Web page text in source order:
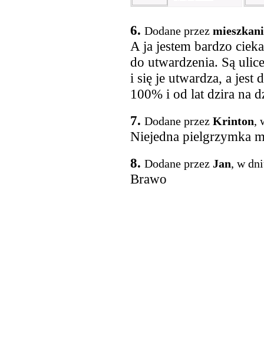
6. Dodane przez
A ja jestem bardzo
do utwardzenia. Są
i się je utwardza, a jest
100% i od lat dzira na
7. Dodane przez Krinton,
Niejedna pielgrzymka
8. Dodane przez Jan, w
Brawo